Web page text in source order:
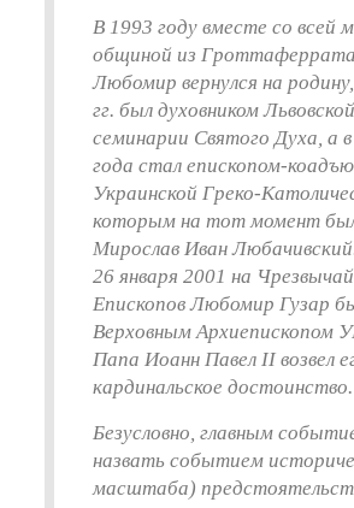
В 1993 году вместе со всей
общиной из
Любомир вернулся на
гг. был духовником
семинарии Святого Духа, а
года стал епископом-
Украинской Греко-
которым на тот момент
Мирослав Иван
26 января 2001 на
Епископов Любомир Гузар
Верховным Архиепископом
Папа Иоанн Павел II возвел
кардинальское достоинство.
Безусловно, главным
назвать событием
масштаба)